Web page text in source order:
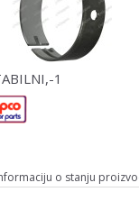
1
o stanju